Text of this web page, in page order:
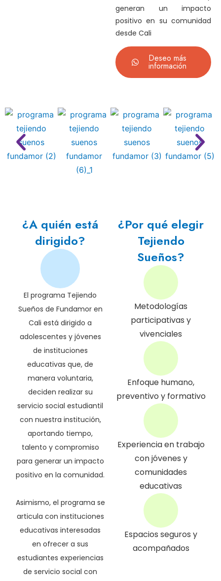
generan un impacto
positivo en su comunidad
desde Cali
Deseo más
información
¿A quién está
dirigido?
El programa Tejiendo
Sueños de Fundamor en
Cali está dirigido a
adolescentes y jóvenes
de instituciones
educativas que, de
manera voluntaria,
deciden realizar su
servicio social estudiantil
con nuestra institución,
aportando tiempo,
talento y compromiso
para generar un impacto
positivo en la comunidad.
Asimismo, el programa se
articula con instituciones
educativas interesadas
en ofrecer a sus
estudiantes experiencias
de servicio social con
¿Por qué elegir
Tejiendo
Sueños?
Metodologías
participativas y
vivenciales
Enfoque humano,
preventivo y formativo
Experiencia en trabajo
con jóvenes y
comunidades
educativas
Espacios seguros y
acompañados